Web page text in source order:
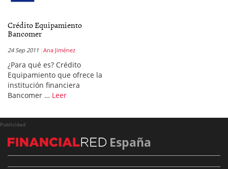
Crédito Equipamiento
Bancomer
24 Sep 2011 Ana Jiménez
¿Para qué es? Crédito
Equipamiento que ofrece la
institución financiera
Bancomer … Leer
Publicidad
España